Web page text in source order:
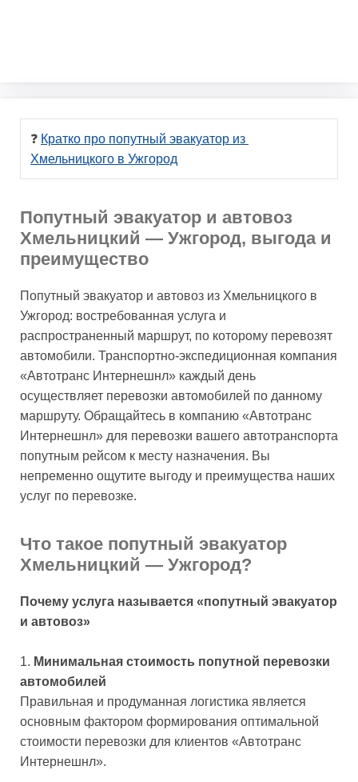
❓ Кратко про попутный эвакуатор из
Хмельницкого в Ужгород
Попутный эвакуатор и автовоз
Хмельницкий — Ужгород, выгода и
преимущество
Попутный эвакуатор и автовоз из Хмельницкого в
Ужгород: востребованная услуга и
распространенный маршрут, по которому перевозят
автомобили. Транспортно-экспедиционная компания
«Автотранс Интернешнл» каждый день
осуществляет перевозки автомобилей по данному
маршруту. Обращайтесь в компанию «Автотранс
Интернешнл» для перевозки вашего автотранспорта
попутным рейсом к месту назначения. Вы
непременно ощутите выгоду и преимущества наших
услуг по перевозке.
Что такое попутный эвакуатор
Хмельницкий — Ужгород?
Почему услуга называется «попутный эвакуатор
и автовоз»
Минимальная стоимость попутной перевозки
автомобилей
Правильная и продуманная логистика является
основным фактором формирования оптимальной
стоимости перевозки для клиентов «Автотранс
Интернешнл».